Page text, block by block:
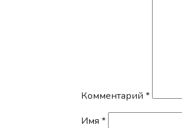
Комментарий *
Имя *